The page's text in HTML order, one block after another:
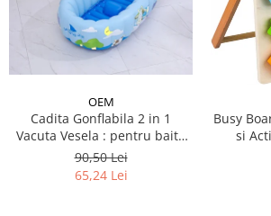
OEM
Cadita Gonflabila 2 in 1
Vacuta Vesela : pentru baita
sau piscina
90,50 Lei
65,24 Lei
Busy
si